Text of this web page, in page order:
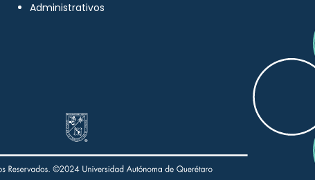
Administrativos